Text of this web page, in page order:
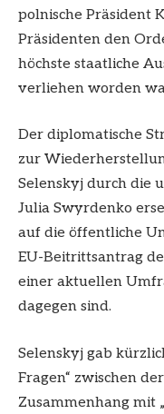
polnische Präsident
Präsidenten den
höchste staatliche
verliehen worden
Der diplomatische
zur
Selenskyj durch die
Julia Swyrdenko
auf die öffentliche
EU-Beitrittsantrag
einer aktuellen
dagegen sind.
Selenskyj gab
Fragen“ zwischen
Zusammenhang mit